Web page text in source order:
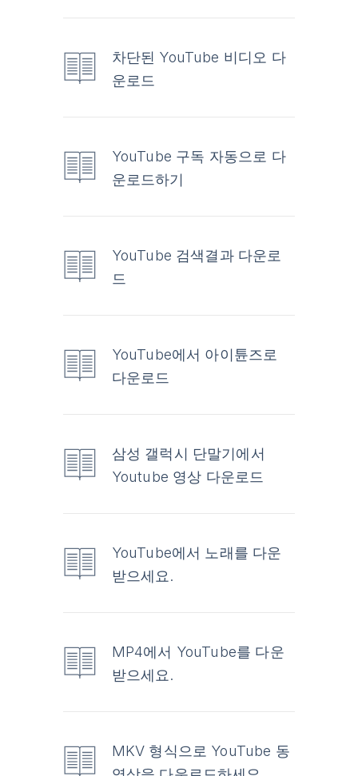
차단된 YouTube 비디오 다
운로드
YouTube 구독 자동으로 다
운로드하기
YouTube 검색결과 다운로
드
YouTube에서 아이튠즈로
다운로드
삼성 갤럭시 단말기에서
Youtube 영상 다운로드
YouTube에서 노래를 다운
받으세요.
MP4에서 YouTube를 다운
받으세요.
MKV 형식으로 YouTube 동